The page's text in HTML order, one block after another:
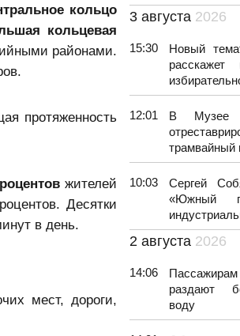
кольцо
кольцевая
районами.
протяженность
жителей
Десятки
в день.
мест, дороги,
3 августа 2026
15:30
Новый
расскажет
12:01
В Музее
трамвайный
10:03
Сергей
«Южный
2 августа 2026
14:06
Пассажирам
раздают
воду